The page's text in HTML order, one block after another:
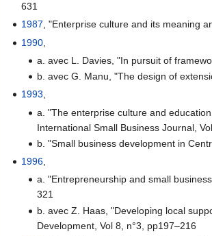
631
1987, "Enterprise culture and its meaning
1990
a. avec L. Davies, "In pursuit of
b. avec G. Manu, "The design of
1993,
a. "The enterprise culture and
International Small Business Journal,
b. "Small business development in
1996
a. "Entrepreneurship and small
321
b. avec Z. Haas, "Developing local
Development, Vol 8, n°3, pp197–216